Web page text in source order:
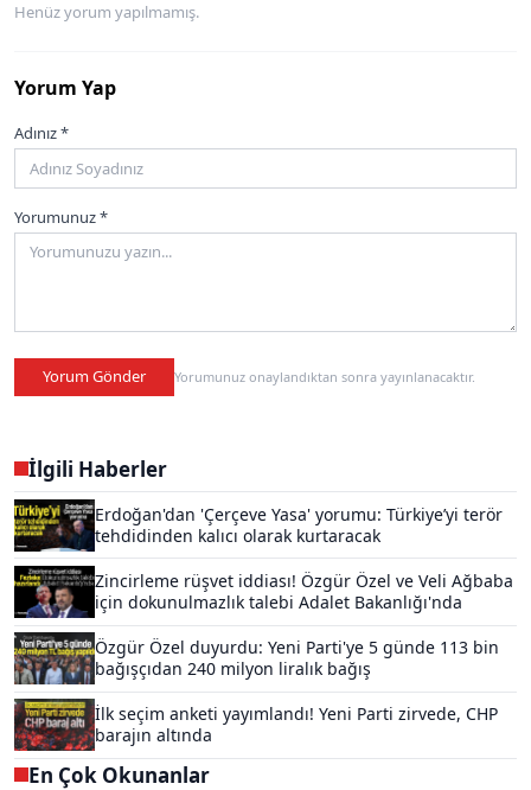
Henüz yorum yapılmamış.
Yorum Yap
Adınız *
Yorumunuz *
Yorum Gönder Yorumunuz onaylandıktan sonra yayınlanacaktır.
İlgili Haberler
Erdoğan'dan 'Çerçeve Yasa' yorumu: Türkiye’yi terör
tehdidinden kalıcı olarak kurtaracak
Zincirleme rüşvet iddiası! Özgür Özel ve Veli Ağbaba
için dokunulmazlık talebi Adalet Bakanlığı'nda
Özgür Özel duyurdu: Yeni Parti'ye 5 günde 113 bin
bağışçıdan 240 milyon liralık bağış
İlk seçim anketi yayımlandı! Yeni Parti zirvede, CHP
barajın altında
En Çok Okunanlar